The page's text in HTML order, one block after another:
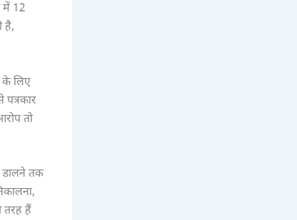
12
है,
के लिए
तो
डालने तक
तरह हैं